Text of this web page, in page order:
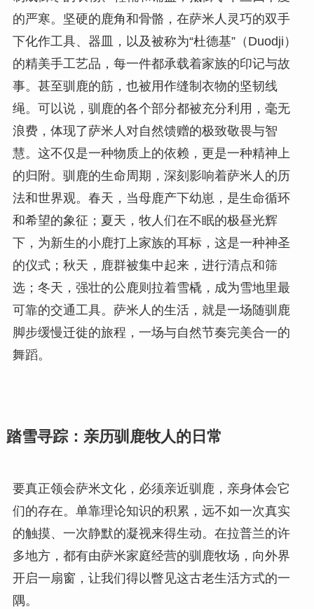
的严寒。坚硬的鹿角和骨骼，在萨米人灵巧的双手
下化作工具、器皿，以及被称为“杜德基”（Duodji）
的精美手工艺品，每一件都承载着家族的印记与故
事。甚至驯鹿的筋，也被用作缝制衣物的坚韧线
绳。可以说，驯鹿的各个部分都被充分利用，毫无
浪费，体现了萨米人对自然馈赠的极致敬畏与智
慧。这不仅是一种物质上的依赖，更是一种精神上
的归附。驯鹿的生命周期，深刻影响着萨米人的历
法和世界观。春天，当母鹿产下幼崽，是生命循环
和希望的象征；夏天，牧人们在不眠的极昼光辉
下，为新生的小鹿打上家族的耳标，这是一种神圣
的仪式；秋天，鹿群被集中起来，进行清点和筛
选；冬天，强壮的公鹿则拉着雪橇，成为雪地里最
可靠的交通工具。萨米人的生活，就是一场随驯鹿
脚步缓慢迁徙的旅程，一场与自然节奏完美合一的
舞蹈。
踏雪寻踪：亲历驯鹿牧人的日常
要真正领会萨米文化，必须亲近驯鹿，亲身体会它
们的存在。单靠理论知识的积累，远不如一次真实
的触摸、一次静默的凝视来得生动。在拉普兰的许
多地方，都有由萨米家庭经营的驯鹿牧场，向外界
开启一扇窗，让我们得以瞥见这古老生活方式的一
隅。